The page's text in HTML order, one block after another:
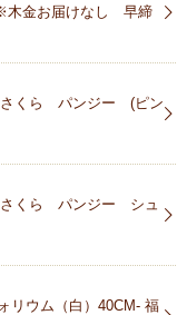
木金お届けなし 早締
さくら パンジー (ピン
くら パンジー シュ
リウム（白）40CM- 福